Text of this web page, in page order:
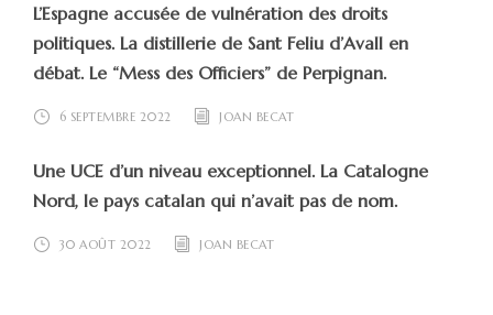
L’Espagne accusée de vulnération des droits
politiques. La distillerie de Sant Feliu d’Avall en
débat. Le “Mess des Officiers” de Perpignan.
6 SEPTEMBRE 2022 JOAN BECAT
Une UCE d’un niveau exceptionnel. La Catalogne
Nord, le pays catalan qui n’avait pas de nom.
30 AOÛT 2022 JOAN BECAT